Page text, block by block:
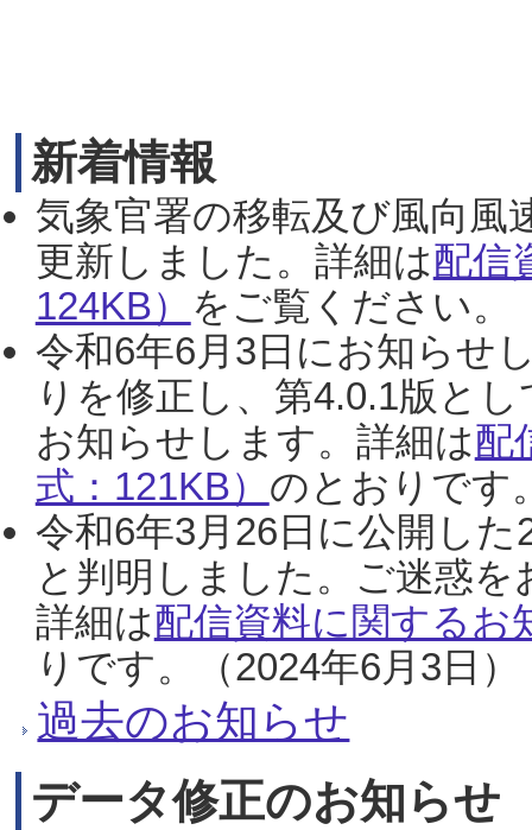
新着情報
気象官署の移転及び風向風
更新しました。詳細は配信
124KB） をご覧ください。
令和6年6月3日にお知らせ
りを修正し、第4.0.1版と
お知らせします。詳細は配
式：121KB） のとおりです
令和6年3月26日に公開し
と判明しました。ご迷惑
詳細は配信資料に関するお
りです。（2024年6月3日）
過去のお知らせ
データ修正のお知らせ